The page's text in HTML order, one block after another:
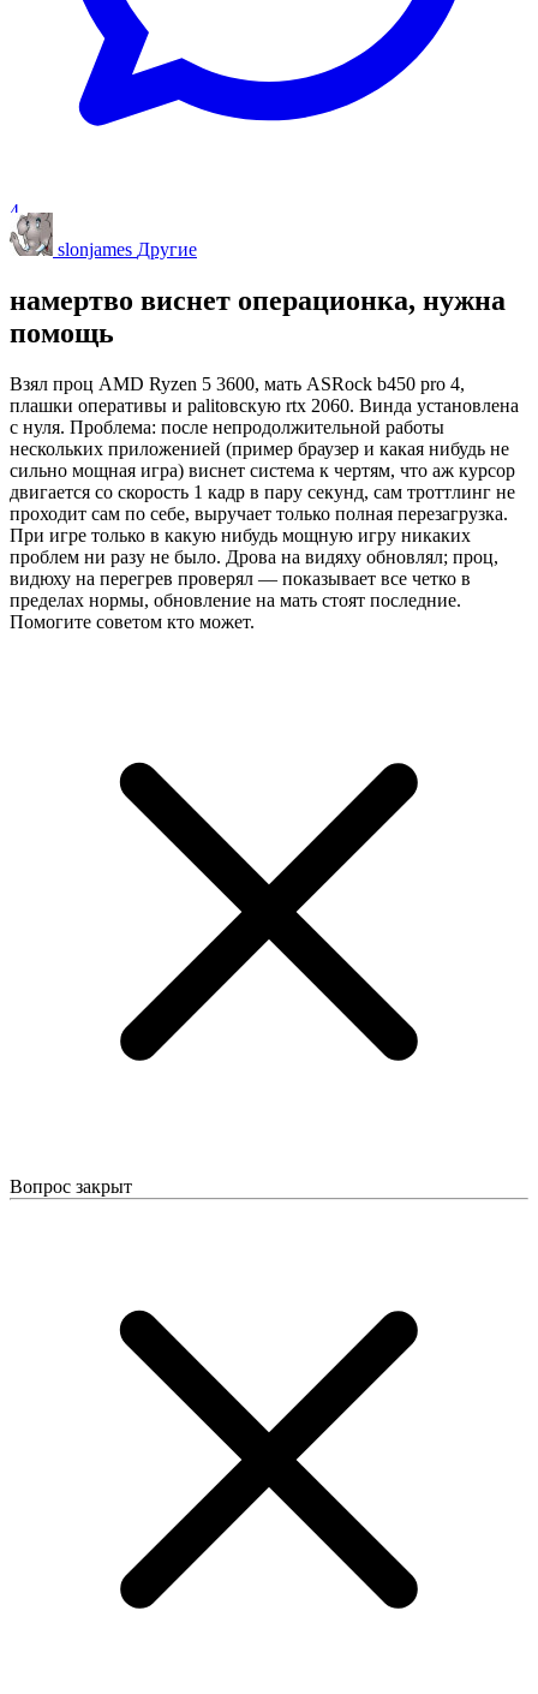
4
slonjames Другие
намертво виснет операционка, нужна
помощь
Взял проц AMD Ryzen 5 3600, мать ASRock b450 pro 4,
плашки оперативы и palitовскую rtx 2060. Винда установлена
с нуля. Проблема: после непродолжительной работы
нескольких приложенией (пример браузер и какая нибудь не
сильно мощная игра) виснет система к чертям, что аж курсор
двигается со скорость 1 кадр в пару секунд, сам троттлинг не
проходит сам по себе, выручает только полная перезагрузка.
При игре только в какую нибудь мощную игру никаких
проблем ни разу не было. Дрова на видяху обновлял; проц,
видюху на перегрев проверял — показывает все четко в
пределах нормы, обновление на мать стоят последние.
Помогите советом кто может.
Вопрос закрыт